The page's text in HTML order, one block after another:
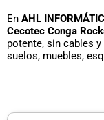
En AHL
Cecotec Conga
potente, sin cables
suelos, muebles,